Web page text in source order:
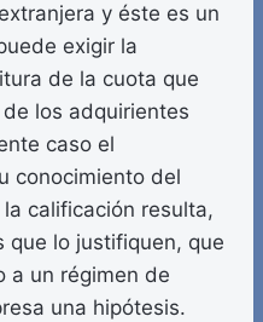
y éste es un
exigir la
de la cuota que
los adquirientes
caso el
conocimiento del
calificación resulta,
que lo justifiquen, que
a un régimen de
una hipótesis.